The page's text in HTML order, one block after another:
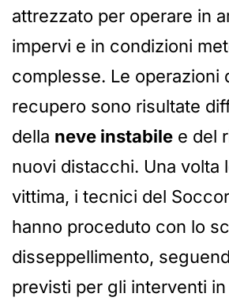
attrezzato per operare in
impervi e in condizioni
complesse. Le operazioni
recupero sono risultate
della neve instabile e del
nuovi distacchi. Una volta
vittima, i tecnici del
hanno proceduto con lo
disseppellimento,
previsti per gli interventi in